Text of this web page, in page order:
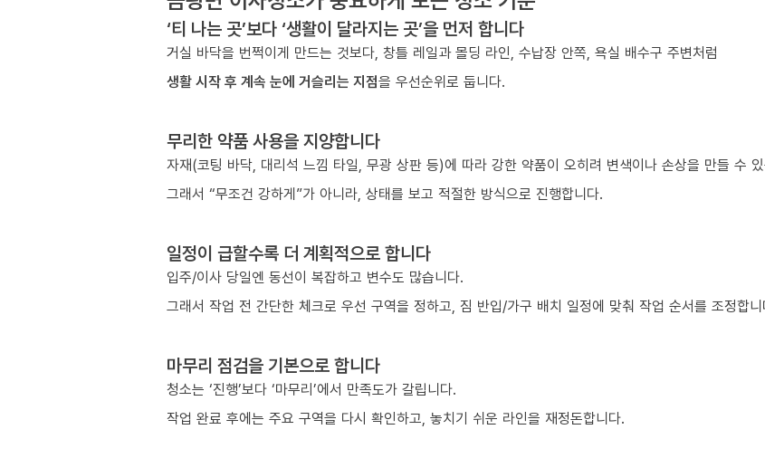
‘티 나는 곳’보다 ‘생활이 달라지는 곳’을 먼저 합니다
거실 바닥을 번쩍이게 만드는 것보다, 창틀 레일과 몰딩 라인, 수납장 안쪽, 욕실 배수구 주변처럼
생활 시작 후 계속 눈에 거슬리는 지점을 우선순위로 둡니다.
무리한 약품 사용을 지양합니다
자재(코팅 바닥, 대리석 느낌 타일, 무광 상판 등)에 따라 강한 약품이 오히려 변색이나 손상을 만들 수
그래서 “무조건 강하게”가 아니라, 상태를 보고 적절한 방식으로 진행합니다.
일정이 급할수록 더 계획적으로 합니다
입주/이사 당일엔 동선이 복잡하고 변수도 많습니다.
그래서 작업 전 간단한 체크로 우선 구역을 정하고, 짐 반입/가구 배치 일정에 맞춰 작업 순서를 조정합니
마무리 점검을 기본으로 합니다
청소는 ‘진행’보다 ‘마무리’에서 만족도가 갈립니다.
작업 완료 후에는 주요 구역을 다시 확인하고, 놓치기 쉬운 라인을 재정돈합니다.